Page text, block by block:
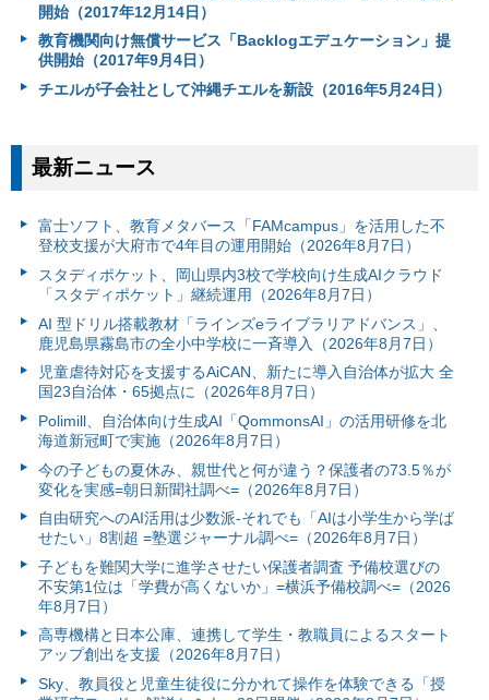
開始（2017年12月14日）
教育機関向け無償サービス「Backlogエデュケーション」提
供開始（2017年9月4日）
チエルが子会社として沖縄チエルを新設（2016年5月24日）
最新ニュース
富⼠ソフト、教育メタバース「FAMcampus」を活用した不
登校支援が大府市で4年目の運用開始（2026年8月7日）
スタディポケット、岡山県内3校で学校向け生成AIクラウド
「スタディポケット」継続運用（2026年8月7日）
AI 型ドリル搭載教材「ラインズeライブラリアドバンス」、
鹿児島県霧島市の全小中学校に一斉導入（2026年8月7日）
児童虐待対応を支援するAiCAN、新たに導入自治体が拡大 全
国23自治体・65拠点に（2026年8月7日）
Polimill、自治体向け生成AI「QommonsAI」の活用研修を北
海道新冠町で実施（2026年8月7日）
今の子どもの夏休み、親世代と何が違う？保護者の73.5％が
変化を実感=朝日新聞社調べ=（2026年8月7日）
自由研究へのAI活用は少数派-それでも「AIは小学生から学ば
せたい」8割超 =塾選ジャーナル調べ=（2026年8月7日）
子どもを難関大学に進学させたい保護者調査 予備校選びの
不安第1位は「学費が高くないか」=横浜予備校調べ=（2026
年8月7日）
高専機構と日本公庫、連携して学生・教職員によるスタート
アップ創出を支援（2026年8月7日）
Sky、教員役と児童生徒役に分かれて操作を体験できる「授